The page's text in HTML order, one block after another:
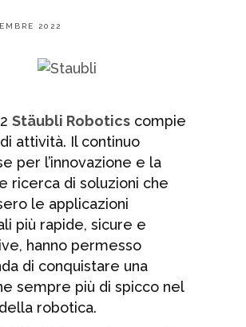
2022
Stäubli Robotics compie
attività. Il continuo
per l’innovazione e la
ricerca di soluzioni che
le applicazioni
più rapide, sicure e
hanno permesso
di conquistare una
sempre più di spicco nel
robotica.